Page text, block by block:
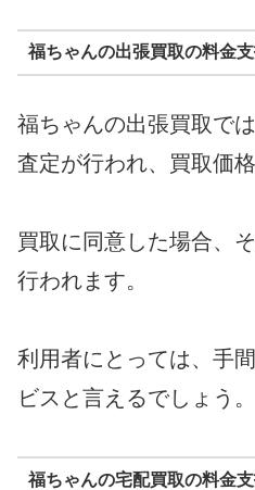
福ちゃんの出張買取の料金
福ちゃんの出張買取で
査定が行われ、買取価
買取に同意した場合、
行われます。
利用者にとっては、手
ビスと言えるでしょう。
福ちゃんの宅配買取の料金